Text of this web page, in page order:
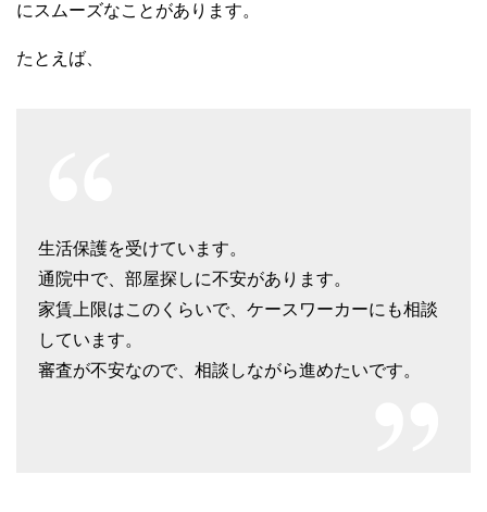
にスムーズなことがあります。
たとえば、
生活保護を受けています。
通院中で、部屋探しに不安があります。
家賃上限はこのくらいで、ケースワーカーにも相談
しています。
審査が不安なので、相談しながら進めたいです。